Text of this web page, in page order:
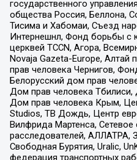
государственного
общества Россия, Беллона,
Тисима и Хабомаи, Съезд
Интернешнл, Фонд борьбы с
церквей TCCN, Агора,
Novaja Gazeta-Europe, Алтай
прав человека Чернигов,
Белорусский дом прав
Дом прав человека Тбилиси,
Дом прав человека Крым,
Studios, ТВ Дождь, Центр
Вилфрида Мартенса,
расследователей, АЛЛАТРА,
Свободная Бурятия, Uralic,
федерация транспортных